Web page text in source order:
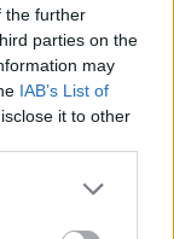
the further
parties on the
may
IAB’s List of
it to other
more Google
may click to